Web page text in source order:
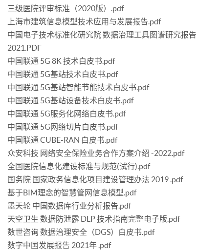
三级医院评审标准（2020版）.pdf
上海市建筑信息模型技术应用与发展报告.pdf
中国电子技术标准化研究院 数据治理工具图谱研究报告
2021.PDF
中国联通 5G 8K 技术白皮书.pdf
中国联通 5G基站技术白皮书.pdf
中国联通 5G基站智能节能技术白皮书.pdf
中国联通 5G基站设备技术白皮书.pdf
中国联通 5G服务化网络白皮书.pdf
中国联通 5G网络切片白皮书.pdf
中国联通 CUBE-RAN 白皮书.pdf
众安科技 网络安全保险业务合作方案介绍 -2022.pdf
全国医院信息化建设标准与规范(试行).pdf
国务院 国家政务信息化项目建设管理办法 2019 .pdf
基于BIM理念的智慧管网信息模型.pdf
墨天轮 中国数据库行业分析报告.pdf
天空卫生 数据防泄露 DLP 技术指南完整电子版.pdf
数世咨询 数据治理安全（DGS）白皮书.pdf
数字中国发展报告 2021年 .pdf